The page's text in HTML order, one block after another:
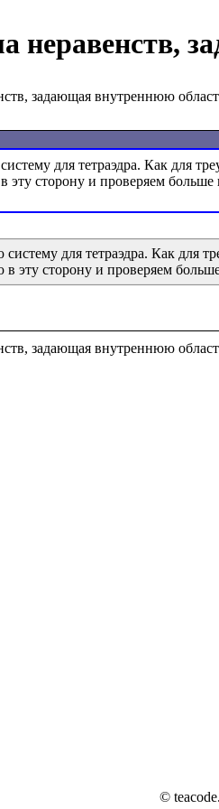
неравенств,
задающая внутреннюю
для тетраэдра. Как для
для тетраэдра. Как для
эту сторону и проверяем
задающая внутреннюю
©